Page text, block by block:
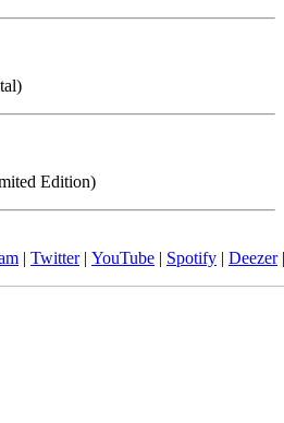
Edition)
| Twitter| YouTube | Spotify | Deezer